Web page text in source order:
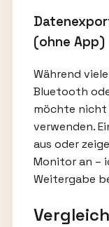
(ohne App)
Während
Bluetooth
möchte nicht
verwenden.
aus oder
Monitor an –
Weitergabe